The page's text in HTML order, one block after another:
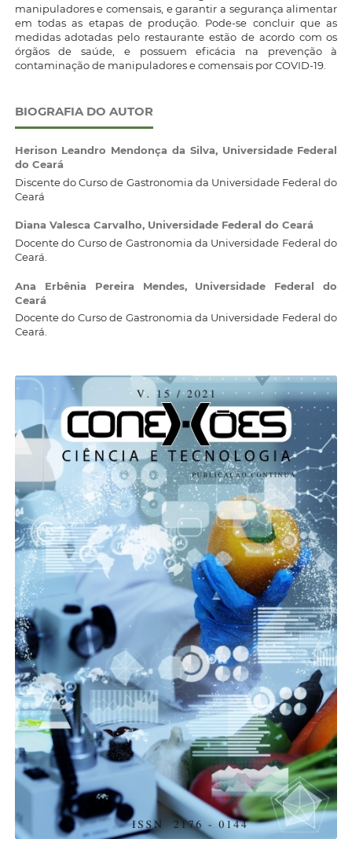
manipuladores e comensais, e garantir a segurança alimentar
em todas as etapas de produção. Pode-se concluir que as
medidas adotadas pelo restaurante estão de acordo com os
órgãos de saúde, e possuem eficácia na prevenção à
contaminação de manipuladores e comensais por COVID-19.
BIOGRAFIA DO AUTOR
Herison Leandro Mendonça da Silva, Universidade Federal
do Ceará
Discente do Curso de Gastronomia da Universidade Federal do
Ceará
Diana Valesca Carvalho, Universidade Federal do Ceará
Docente do Curso de Gastronomia da Universidade Federal do
Ceará.
Ana Erbênia Pereira Mendes, Universidade Federal do
Ceará
Docente do Curso de Gastronomia da Universidade Federal do
Ceará.